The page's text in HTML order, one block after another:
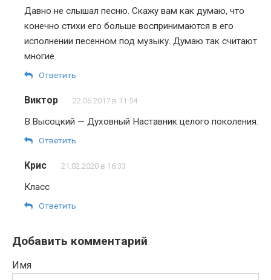
Давно не слышал песню. Скажу вам как думаю, что
конечно стихи его больше воспринимаются в его
исполнении песенном под музыку. Думаю так считают
многие.
Ответить
Виктор 22.06.2017 в 11:54
В.Высоцкий — Духовный Наставник целого поколения.
Ответить
Крис 21.02.2020 в 16:33
Класс
Ответить
Добавить комментарий
Имя